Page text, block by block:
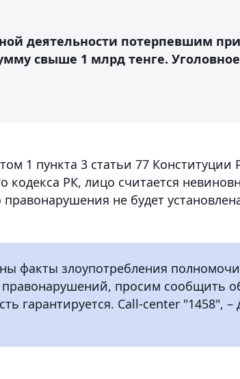
деятельности потерпевшим
свыше 1 млрд тенге.
1 пункта 3 статьи 77
кодекса РК, лицо считается
не будет
факты злоупотребления
просим сообщить
гарантируется. Call-center "1458", –